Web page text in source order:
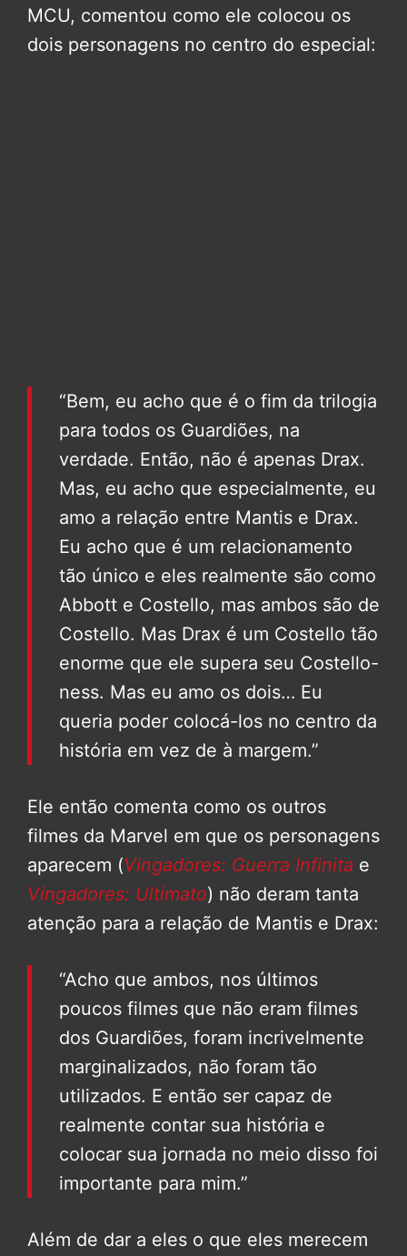
MCU, comentou como ele colocou os
dois personagens no centro do especial:
“Bem, eu acho que é o fim da trilogia
para todos os Guardiões, na
verdade. Então, não é apenas Drax.
Mas, eu acho que especialmente, eu
amo a relação entre Mantis e Drax.
Eu acho que é um relacionamento
tão único e eles realmente são como
Abbott e Costello, mas ambos são de
Costello. Mas Drax é um Costello tão
enorme que ele supera seu Costello-
ness. Mas eu amo os dois… Eu
queria poder colocá-los no centro da
história em vez de à margem.”
Ele então comenta como os outros
filmes da Marvel em que os personagens
aparecem (Vingadores: Guerra Infinita e
Vingadores: Ultimato) não deram tanta
atenção para a relação de Mantis e Drax:
“Acho que ambos, nos últimos
poucos filmes que não eram filmes
dos Guardiões, foram incrivelmente
marginalizados, não foram tão
utilizados. E então ser capaz de
realmente contar sua história e
colocar sua jornada no meio disso foi
importante para mim.”
Além de dar a eles o que eles merecem